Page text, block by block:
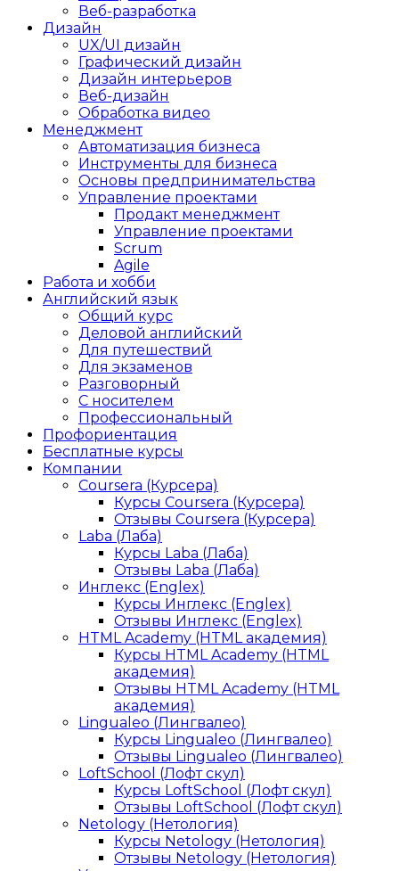
Веб-разработка
Дизайн
UX/UI дизайн
Графический дизайн
Дизайн интерьеров
Веб-дизайн
Обработка видео
Менеджмент
Автоматизация бизнеса
Инструменты для бизнеса
Основы предпринимательства
Управление проектами
Продакт менеджмент
Управление проектами
Scrum
Agile
Работа и хобби
Английский язык
Общий курс
Деловой английский
Для путешествий
Для экзаменов
Разговорный
С носителем
Профессиональный
Профориентация
Бесплатные курсы
Компании
Coursera (Курсера)
Курсы Coursera (Курсера)
Отзывы Coursera (Курсера)
Laba (Лаба)
Курсы Laba (Лаба)
Отзывы Laba (Лаба)
Инглекс (Englex)
Курсы Инглекс (Englex)
Отзывы Инглекс (Englex)
HTML Academy (HTML академия)
Курсы HTML Academy (HTML
академия)
Отзывы HTML Academy (HTML
академия)
Lingualeo (Лингвалео)
Курсы Lingualeo (Лингвалео)
Отзывы Lingualeo (Лингвалео)
LoftSchool (Лофт скул)
Курсы LoftSchool (Лофт скул)
Отзывы LoftSchool (Лофт скул)
Netology (Нетология)
Курсы Netology (Нетология)
Отзывы Netology (Нетология)